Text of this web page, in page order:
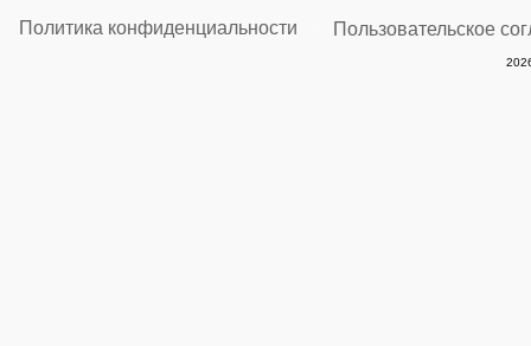
Политика конфиденциальности Пользовательское